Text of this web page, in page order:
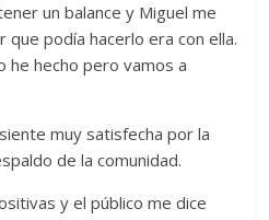
un balance y Miguel me
que podía hacerlo era con ella.
he hecho pero vamos a
muy satisfecha por la
de la comunidad.
y el público me dice